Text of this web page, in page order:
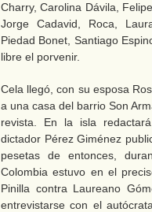
Charry, Carolina Dávila,
Jorge Cadavid, Roca,
Piedad Bonet, Santiago
libre el porvenir.
Cela llegó, con su esposa
a una casa del barrio Son
revista. En la isla
dictador Pérez Giménez
pesetas de entonces,
Colombia estuvo en el
Pinilla contra Laureano
entrevistarse con el